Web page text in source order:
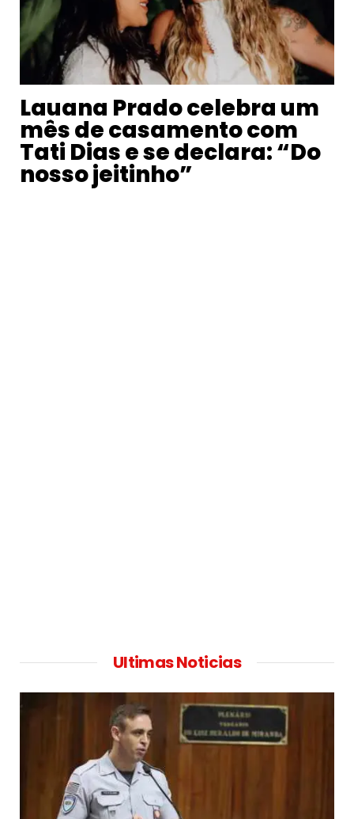
Lauana Prado celebra um
mês de casamento com
Tati Dias e se declara: “Do
nosso jeitinho”
Ultimas Noticias